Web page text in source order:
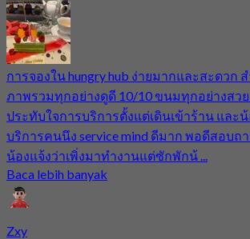
การจองใน hungry hub ง่ายมากและสะดวก
ภาพรวมทุกอย่างดูดี 10/10 ขนมทุกอย่างสว
ประทับใจการบริการตั้งแต่เดินเข้าร้าน และ
บริการคนนึง service mind ดีมาก พอดีสอบถ
น้องแจ้งว่าเพิ่งมาทำงานแต่ซักพักน้ ...
Baca lebih banyak
Zxy